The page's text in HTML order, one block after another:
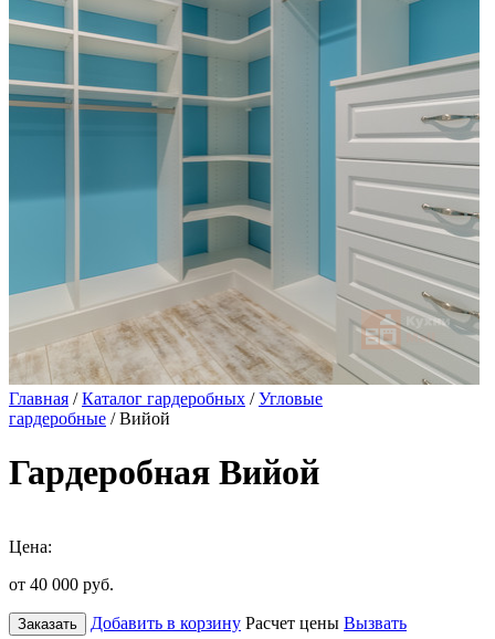
Главная /Каталог гардеробных /Угловые
гардеробные / Вийой
Гардеробная Вийой
Цена:
от 40 000 руб.
Заказать Добавить в корзину Расчет цены Вызвать